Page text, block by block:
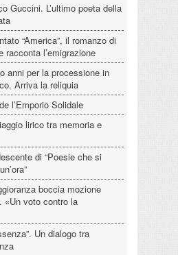
Guccini. L’ultimo poeta della
“America”, il romanzo di
racconta l’emigrazione
anni per la processione in
Arriva la reliquia
l’Emporio Solidale
lirico tra memoria e
di “Poesie che si
boccia mozione
«Un voto contro la
Un dialogo tra